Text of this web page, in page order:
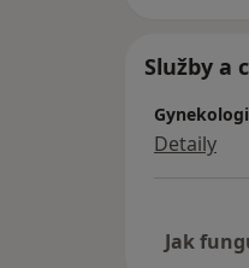
Služby a
Detaily
Jak